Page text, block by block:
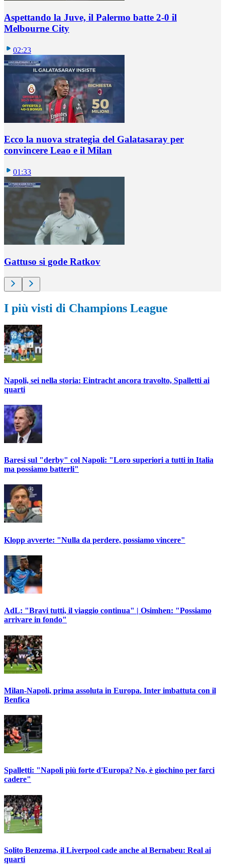
Aspettando la Juve, il Palermo batte 2-0 il
Melbourne City
02:23
Ecco la nuova strategia del Galatasaray per
convincere Leao e il Milan
01:33
Gattuso si gode Ratkov
I più visti di Champions League
Napoli, sei nella storia: Eintracht ancora travolto, Spalletti ai
quarti
Baresi sul "derby" col Napoli: "Loro superiori a tutti in Italia
ma possiamo batterli"
Klopp avverte: "Nulla da perdere, possiamo vincere"
AdL: "Bravi tutti, il viaggio continua" | Osimhen: "Possiamo
arrivare in fondo"
Milan-Napoli, prima assoluta in Europa. Inter imbattuta con il
Benfica
Spalletti: "Napoli più forte d'Europa? No, è giochino per farci
cadere"
Solito Benzema, il Liverpool cade anche al Bernabeu: Real ai
quarti